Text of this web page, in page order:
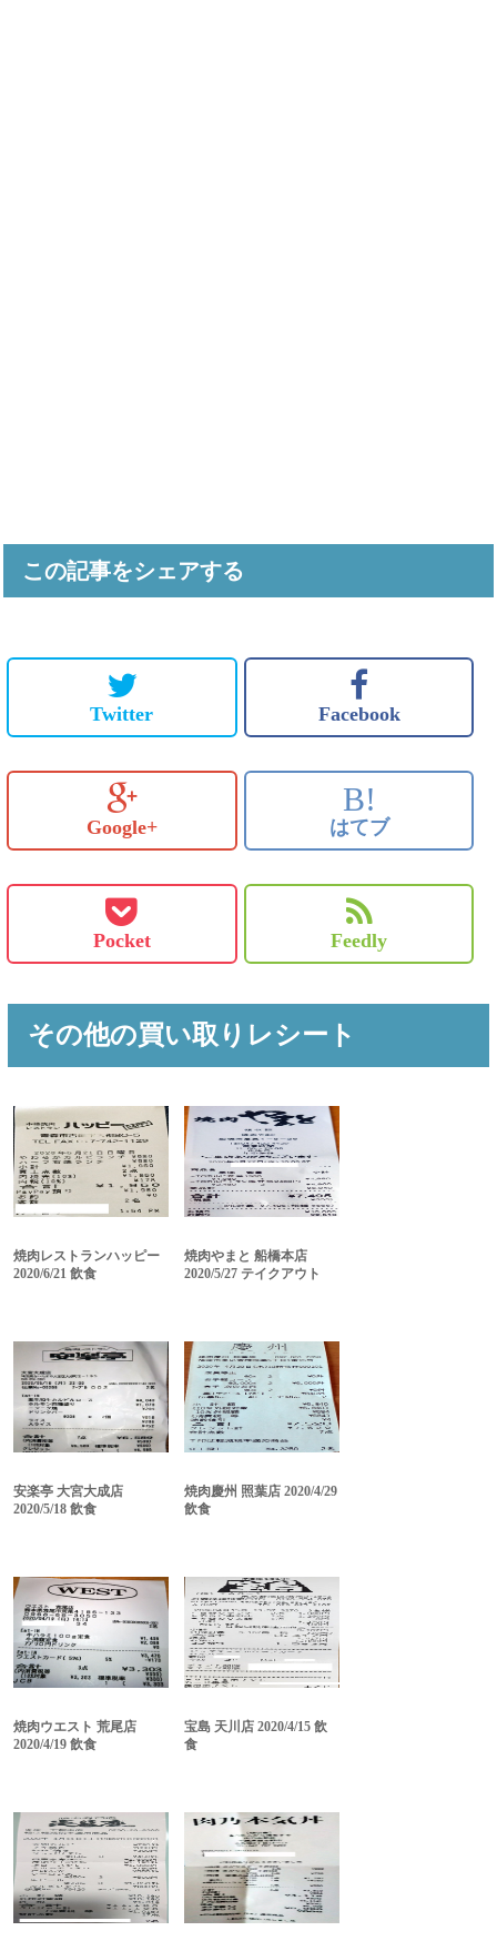
この記事をシェアする
Twitter Facebook
Google+
B!
はてブ
Pocket Feedly
その他の買い取りレシート
焼肉レストランハッピー
2020/6/21 飲食
焼肉やまと 船橋本店
2020/5/27 テイクアウト
安楽亭 大宮大成店
2020/5/18 飲食
焼肉慶州 照葉店 2020/4/29
飲食
焼肉ウエスト 荒尾店
2020/4/19 飲食
宝島 天川店 2020/4/15 飲
食